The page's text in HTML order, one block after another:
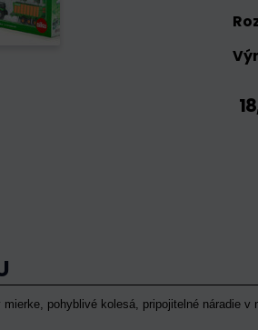
pohyblivé kolesá, pripojitelné náradie v